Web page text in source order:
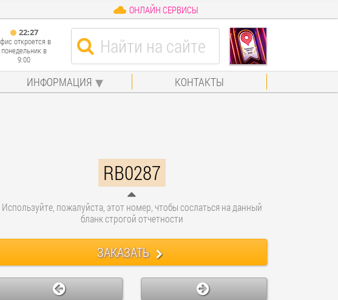
ОНЛАЙН СЕРВИСЫ
22:27
откроется в
понедельник в
9:00
ИНФОРМАЦИЯ КОНТАКТЫ
RB0287
Используйте, пожалуйста, этот номер, чтобы сослаться на данный
бланк строгой отчетности
ЗАКАЗАТЬ